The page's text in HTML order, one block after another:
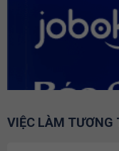
VIỆC LÀM TƯƠNG